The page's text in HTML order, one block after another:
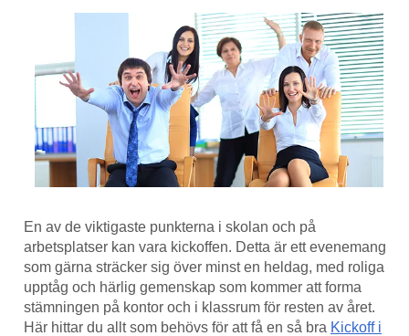
En av de viktigaste punkterna i skolan och på
arbetsplatser kan vara kickoffen. Detta är ett evenemang
som gärna sträcker sig över minst en heldag, med roliga
upptåg och härlig gemenskap som kommer att forma
stämningen på kontor och i klassrum för resten av året.
Här hittar du allt som behövs för att få en så bra Kickoff i